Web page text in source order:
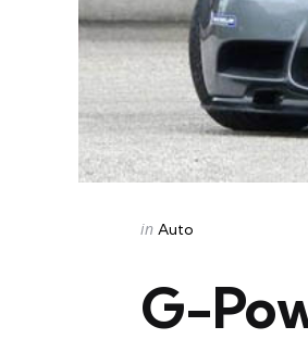
Categories
Posted
in Auto
G-